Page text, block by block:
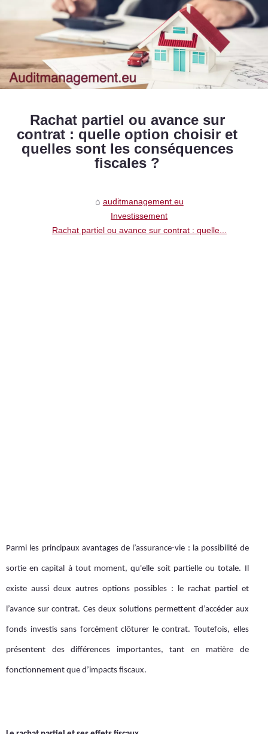
Rachat partiel ou avance sur
contrat : quelle option choisir et
quelles sont les conséquences
fiscales ?
auditmanagement.eu
Investissement
Rachat partiel ou avance sur contrat : quelle...
Parmi les principaux avantages de l’assurance-vie : la possibilité de
sortie en capital à tout moment, qu'elle soit partielle ou totale. Il
existe aussi deux autres options possibles : le rachat partiel et
l’avance sur contrat. Ces deux solutions permettent d’accéder aux
fonds investis sans forcément clôturer le contrat. Toutefois, elles
présentent des différences importantes, tant en matière de
fonctionnement que d’impacts fiscaux.